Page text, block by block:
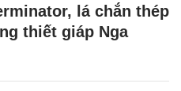
lá chắn thép
thiết giáp Nga